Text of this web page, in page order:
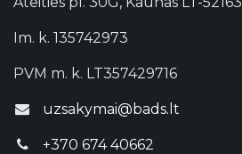
Im. k. 135742973
PVM m. k. LT357429716
uzsakymai@bads.lt
+370 674 40662